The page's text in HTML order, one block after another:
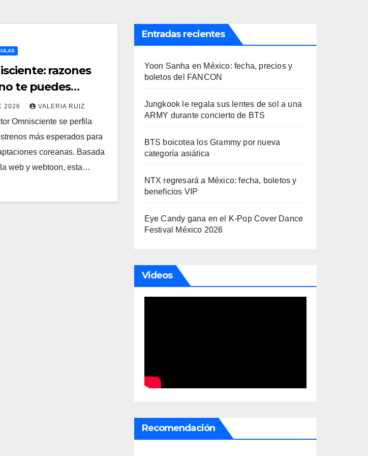
razones
te puedes
2026 VALERIA RUIZ
Omnisciente se perfila
más esperados para
coreanas. Basada
web y webtoon, esta…
Entradas recientes
Yoon Sanha en México: fecha, precios y
boletos del FANCON
Jungkook le regala sus lentes de sol a una
ARMY durante concierto de BTS
BTS boicotea los Grammy por nueva
categoría asiática
NTX regresará a México: fecha, boletos y
beneficios VIP
Eye Candy gana en el K-Pop Cover Dance
Festival México 2026
Videos
Recomendación